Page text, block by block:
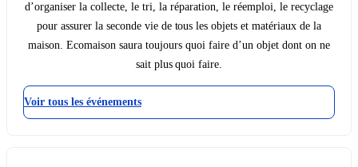
d’organiser la collecte, le tri, la réparation, le réemploi, le recyclage
pour assurer la seconde vie de tous les objets et matériaux de la
maison. Ecomaison saura toujours quoi faire d’un objet dont on ne
sait plus quoi faire.
Voir tous les événements